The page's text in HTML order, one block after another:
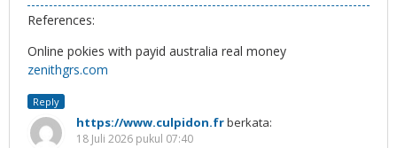
References:
Online pokies with payid australia real money
zenithgrs.com
Reply
https://www.culpidon.frberkata:
18 Juli 2026 pukul 07:40